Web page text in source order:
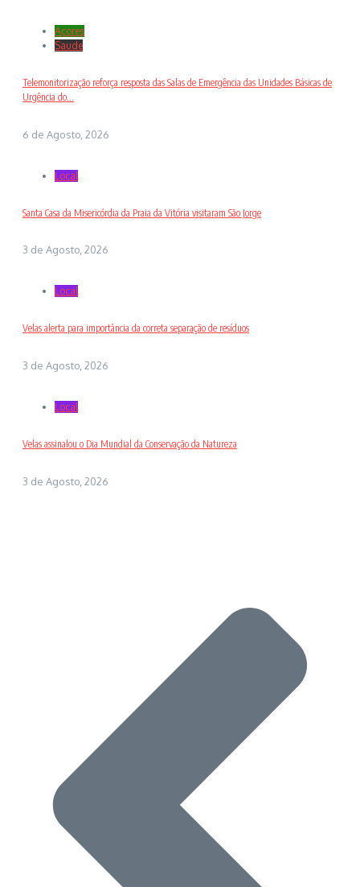
Açores
Saude
Telemonitorização reforça resposta das Salas de Emergência das Unidades Básicas de
Urgência do...
6 de Agosto, 2026
Local
Santa Casa da Misericórdia da Praia da Vitória visitaram São Jorge
3 de Agosto, 2026
Local
Velas alerta para importância da correta separação de resíduos
3 de Agosto, 2026
Local
Velas assinalou o Dia Mundial da Conservação da Natureza
3 de Agosto, 2026